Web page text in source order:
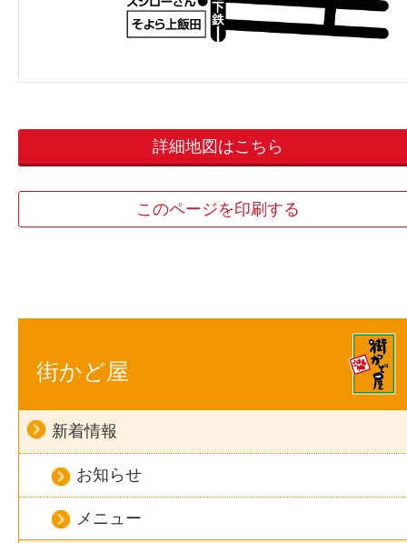
詳細地図はこちら
このページを印刷する
街かど屋
新着情報
お知らせ
メニュー